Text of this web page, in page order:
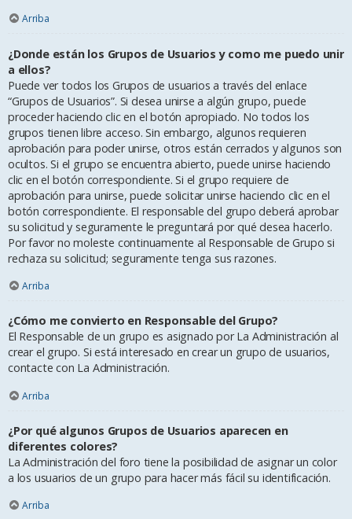
Arriba
¿Donde están los Grupos de Usuarios y como me puedo unir
a ellos?
Puede ver todos los Grupos de usuarios a través del enlace
“Grupos de Usuarios”. Si desea unirse a algún grupo, puede
proceder haciendo clic en el botón apropiado. No todos los
grupos tienen libre acceso. Sin embargo, algunos requieren
aprobación para poder unirse, otros están cerrados y algunos son
ocultos. Si el grupo se encuentra abierto, puede unirse haciendo
clic en el botón correspondiente. Si el grupo requiere de
aprobación para unirse, puede solicitar unirse haciendo clic en el
botón correspondiente. El responsable del grupo deberá aprobar
su solicitud y seguramente le preguntará por qué desea hacerlo.
Por favor no moleste continuamente al Responsable de Grupo si
rechaza su solicitud; seguramente tenga sus razones.
Arriba
¿Cómo me convierto en Responsable del Grupo?
El Responsable de un grupo es asignado por La Administración al
crear el grupo. Si está interesado en crear un grupo de usuarios,
contacte con La Administración.
Arriba
¿Por qué algunos Grupos de Usuarios aparecen en
diferentes colores?
La Administración del foro tiene la posibilidad de asignar un color
a los usuarios de un grupo para hacer más fácil su identificación.
Arriba